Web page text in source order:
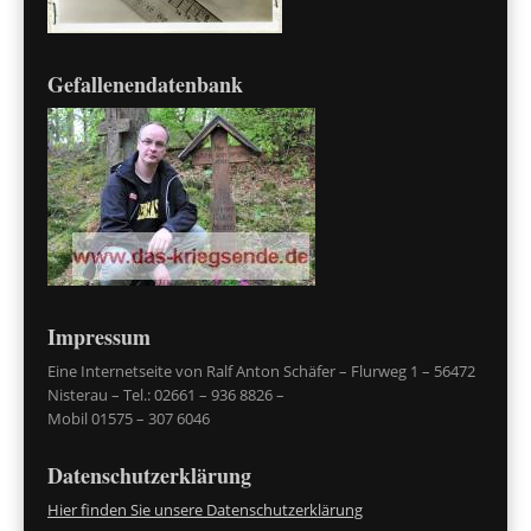
Gefallenendatenbank
Impressum
Eine Internetseite von Ralf Anton Schäfer – Flurweg 1 – 56472
Nisterau – Tel.: 02661 – 936 8826 –
Mobil 01575 – 307 6046
Datenschutzerklärung
Hier finden Sie unsere Datenschutzerklärung